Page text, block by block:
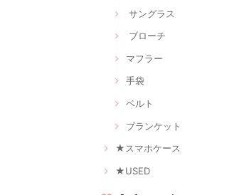
サングラス
ブローチ
マフラー
手袋
ベルト
ブランケット
★スマホケース
★USED